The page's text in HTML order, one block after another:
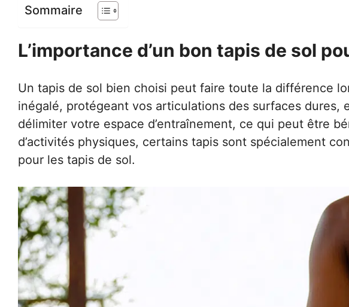
Sommaire
L’importance d’un bon tapis de sol
Un tapis de sol bien choisi peut faire toute la différence
inégalé, protégeant vos articulations des surfaces
délimiter votre espace d’entraînement, ce qui peut être
d’activités physiques, certains tapis sont spécialement
pour les tapis de sol.